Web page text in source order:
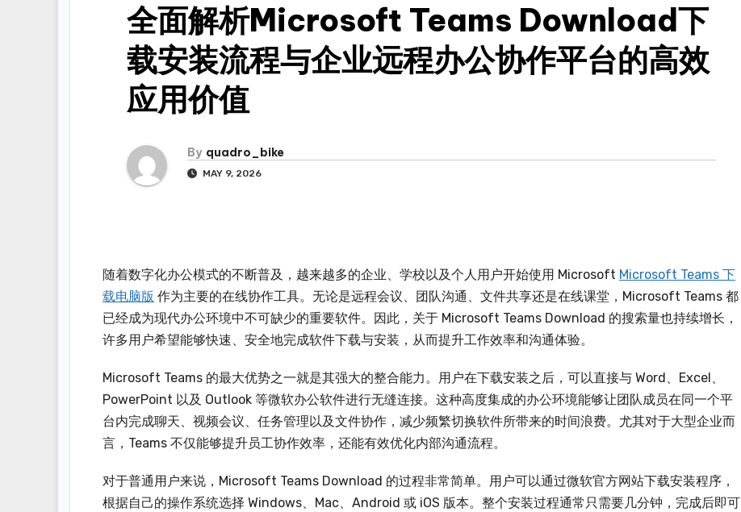
全面解析Microsoft Teams Download下
载安装流程与企业远程办公协作平台的高效
应用价值
By quadro_bike
MAY 9, 2026
随着数字化办公模式的不断普及，越来越多的企业、学校以及个人用户开始使用 Microsoft Microsoft Teams 下
载电脑版 作为主要的在线协作工具。无论是远程会议、团队沟通、文件共享还是在线课堂，Microsoft Teams 都
已经成为现代办公环境中不可缺少的重要软件。因此，关于 Microsoft Teams Download 的搜索量也持续增长，
许多用户希望能够快速、安全地完成软件下载与安装，从而提升工作效率和沟通体验。
Microsoft Teams 的最大优势之一就是其强大的整合能力。用户在下载安装之后，可以直接与 Word、Excel、
PowerPoint 以及 Outlook 等微软办公软件进行无缝连接。这种高度集成的办公环境能够让团队成员在同一个平
台内完成聊天、视频会议、任务管理以及文件协作，减少频繁切换软件所带来的时间浪费。尤其对于大型企业而
言，Teams 不仅能够提升员工协作效率，还能有效优化内部沟通流程。
对于普通用户来说，Microsoft Teams Download 的过程非常简单。用户可以通过微软官方网站下载安装程序，
根据自己的操作系统选择 Windows、Mac、Android 或 iOS 版本。整个安装过程通常只需要几分钟，完成后即可